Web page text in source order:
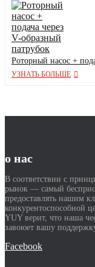
Роторный насос +
УЗНАТЬ БОЛЬШЕ
о нас
В соответствии с
рынок — самый
предоставлять нашим
конкурентоспособной
YUY верит, что наша
завоюет вашу
Facebook